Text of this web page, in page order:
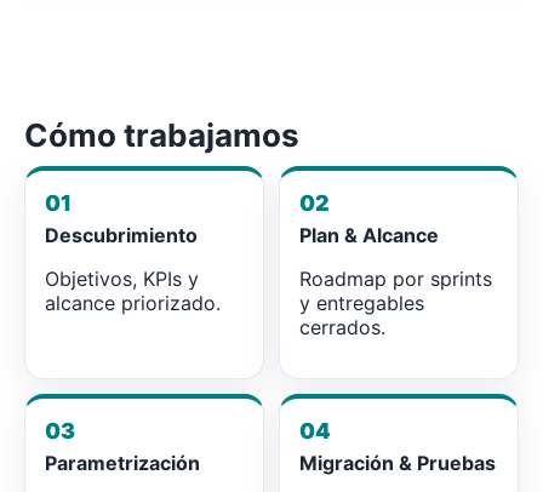
Cómo trabajamos
01
Descubrimiento
Objetivos, KPIs y
alcance priorizado.
02
Plan & Alcance
Roadmap por sprints
y entregables
cerrados.
03
Parametrización
04
Migración & Pruebas